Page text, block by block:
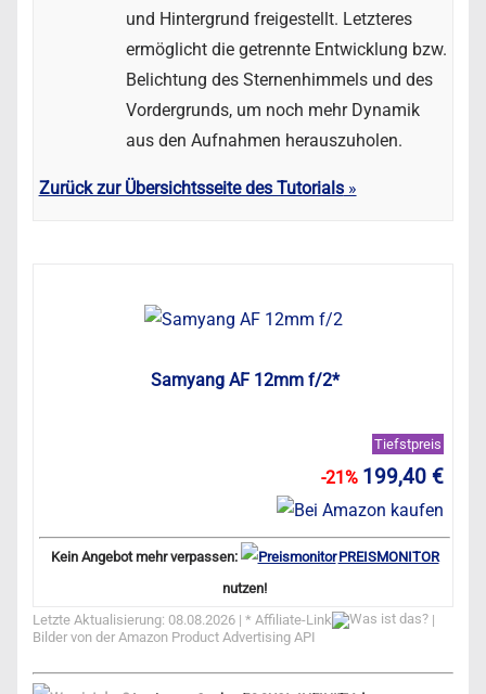
und Hintergrund freigestellt. Letzteres
ermöglicht die getrennte Entwicklung bzw.
Belichtung des Sternenhimmels und des
Vordergrunds, um noch mehr Dynamik
aus den Aufnahmen herauszuholen.
Zurück zur Übersichtsseite des Tutorials»
Samyang AF 12mm f/2*
Tiefstpreis
-21% 199,40 €
Kein Angebot mehr verpassen:
PREISMONITOR
nutzen!
Letzte Aktualisierung: 08.08.2026 | * Affiliate-Link
|
Bilder von der Amazon Product Advertising API